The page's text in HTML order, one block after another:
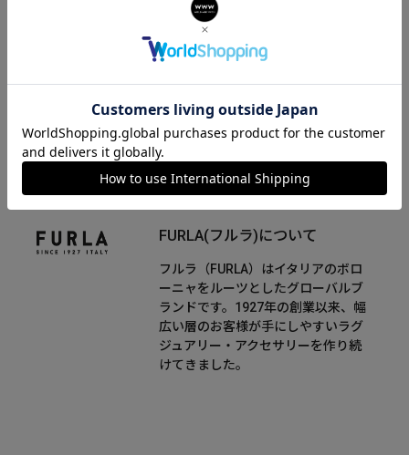
FURLA(フルラ)について
フルラ（FURLA）はイタリアのボロ
ーニャをルーツとしたグローバルブ
ランドです。1927年の創業以来、幅
広い層のお客様が手にしやすいラグ
ジュアリー・アクセサリーを作り続
けてきました。